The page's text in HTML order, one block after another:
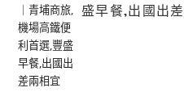
盛早餐,出國出